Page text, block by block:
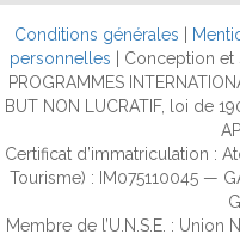
Conditions générales
personnelles | Conception et
PROGRAMMES
BUT NON LUCRATIF, loi de
Certificat d’immatriculation :
Tourisme) : IM075110045 —
Membre de l’U.N.S.E. :